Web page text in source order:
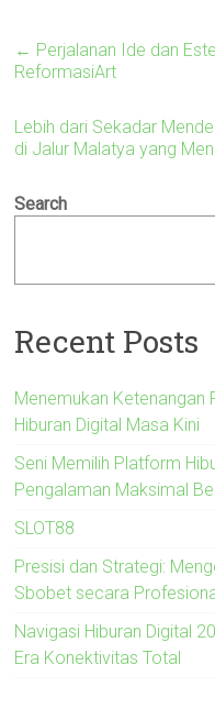
← Perjalanan Ide dan
ReformasiArt
Lebih dari Sekadar
di Jalur Malatya yang
Search
Recent Posts
Menemukan Ketenangan
Hiburan Digital Masa Kini
Seni Memilih Platform
Pengalaman Maksimal
SLOT88
Presisi dan Strategi:
Sbobet secara
Navigasi Hiburan Digital
Era Konektivitas Total